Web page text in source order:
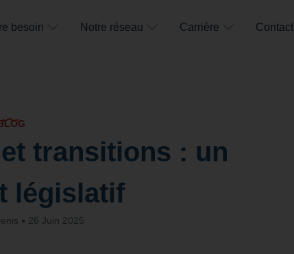
besoin Notre réseau Carrière Contact
transitions : un
législatif
26 Juin 2025